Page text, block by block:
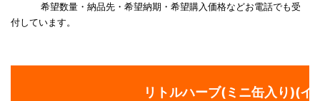
希望数量・納品先・希望納期・希望購入価格などお電話でも受
付しています。
リトルハーブ(ミニ缶入り)(イ